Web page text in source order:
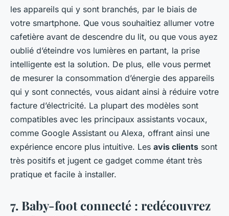
les appareils qui y sont branchés, par le biais de
votre smartphone. Que vous souhaitiez allumer votre
cafetière avant de descendre du lit, ou que vous ayez
oublié d’éteindre vos lumières en partant, la prise
intelligente est la solution. De plus, elle vous permet
de mesurer la consommation d’énergie des appareils
qui y sont connectés, vous aidant ainsi à réduire votre
facture d’électricité. La plupart des modèles sont
compatibles avec les principaux assistants vocaux,
comme Google Assistant ou Alexa, offrant ainsi une
expérience encore plus intuitive. Les avis clients sont
très positifs et jugent ce gadget comme étant très
pratique et facile à installer.
7. Baby-foot connecté : redécouvrez